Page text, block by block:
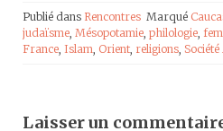
4Q201
Publié dans Rencontres Marqué
judaïsme, Mésopotamie, philologie,
France, Islam, Orient, religions,
Laisser un